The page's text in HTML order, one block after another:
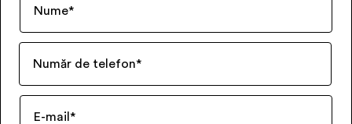
Nume*
Număr de telefon*
E-mail *